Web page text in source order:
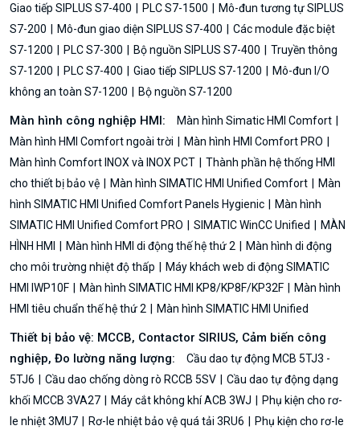
Giao tiếp SIPLUS S7-400
PLC S7-1500
Mô-đun tương tự SIPLUS
S7-200
Mô-đun giao diện SIPLUS S7-400
Các module đặc biệt
S7-1200
PLC S7-300 Bộ nguồn SIPLUS S7-400
Truyền thông
S7-1200
PLC S7-400 Giao tiếp SIPLUS S7-1200
Mô-đun I/O
không an toàn S7-1200
Bộ nguồn S7-1200
Màn hình công nghiệp HMI:
Màn hình Simatic HMI Comfort
Màn hình HMI Comfort ngoài trời
Màn hình HMI Comfort PRO
Màn hình Comfort INOX và INOX PCT
Thành phần hệ thống HMI
cho thiết bị bảo vệ
Màn hình SIMATIC HMI Unified Comfort
Màn
hình SIMATIC HMI Unified Comfort Panels Hygienic
Màn hình
SIMATIC HMI Unified Comfort PRO
SIMATIC WinCC Unified
MÀN
HÌNH HMI
Màn hình HMI di động thế hệ thứ 2
Màn hình di động
cho môi trường nhiệt độ thấp
Máy khách web di động SIMATIC
HMI IWP10F
Màn hình SIMATIC HMI KP8/KP8F/KP32F
Màn hình
HMI tiêu chuẩn thế hệ thứ 2
Màn hình SIMATIC HMI Unified
Thiết bị bảo vệ: MCCB, Contactor SIRIUS, Cảm biến công
nghiệp, Đo lường năng lượng:
Cầu dao tự động MCB 5TJ3 -
5TJ6
Cầu dao chống dòng rò RCCB 5SV
Cầu dao tự động dạng
khối MCCB 3VA27
Máy cắt không khí ACB 3WJ
Phụ kiện cho rơ-
le nhiệt 3MU7
Rơ-le nhiệt bảo vệ quá tải 3RU6
Phụ kiện cho rơ-le